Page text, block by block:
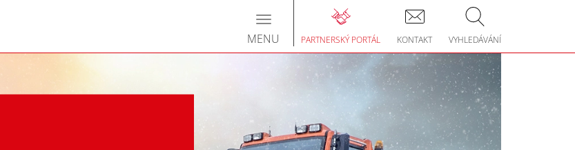
PARTNERSKÝ PORTÁL KONTAKT VYHLEDÁVÁNÍ
Toggle
navigation
MENU